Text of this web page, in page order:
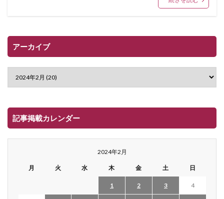
アーカイブ
記事掲載カレンダー
2024年2月
月 火 水 木 金 土 日
1 2 3 4